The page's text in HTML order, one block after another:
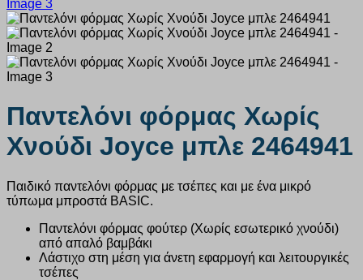
Παντελόνι φόρμας Χωρίς
Χνούδι Joyce μπλε 2464941
Παιδικό παντελόνι φόρμας με τσέπες και με ένα μικρό
τύπωμα μπροστά BASIC.
Παντελόνι φόρμας φούτερ (Χωρίς εσωτερικό χνούδι)
από απαλό βαμβάκι
Λάστιχο στη μέση για άνετη εφαρμογή και λειτουργικές
τσέπες